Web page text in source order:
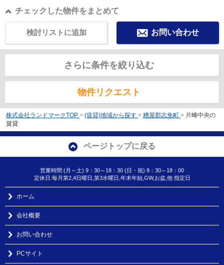
チェックした物件をまとめて
お問い合わせ
検討リストに追加
さらに条件を絞り込む
物件リクエスト
株式会社ランドマークTOP > (賃貸)地域から探す > 糟屋郡志免町 > 片峰中央の
賃貸
ページトップに戻る
営業時間:(月～土) 9：30～18：30 (日・祝) 9：30～18：00
定休日:毎月第2,4日曜日,第3水曜日,年末年始,GW,お盆,他 指定日
ホーム
会社概要
お問い合わせ
PCサイト